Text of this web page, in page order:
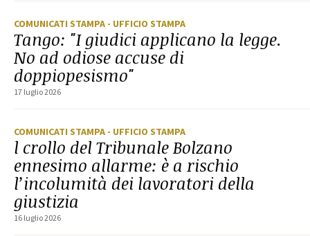
COMUNICATI STAMPA - UFFICIO STAMPA
Tango: "I giudici applicano la legge.
No ad odiose accuse di
doppiopesismo"
17 luglio 2026
COMUNICATI STAMPA - UFFICIO STAMPA
l crollo del Tribunale Bolzano
ennesimo allarme: è a rischio
l’incolumità dei lavoratori della
giustizia
16 luglio 2026